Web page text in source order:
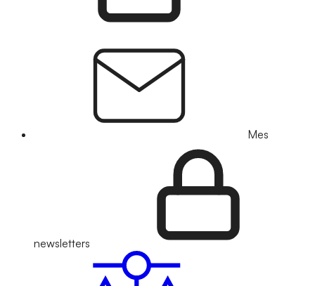
Mes
newsletters